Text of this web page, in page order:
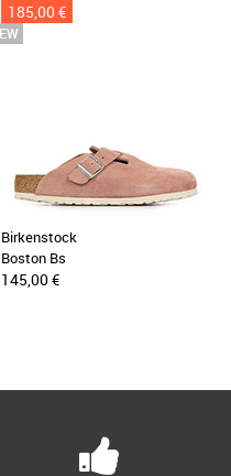
185,00 €
Birkenstock
Boston Bs
145,00 €